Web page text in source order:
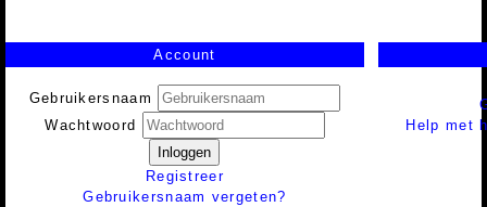
Account
Gebruikersnaam
Wachtwoord
Inloggen
Registreer
Gebruikersnaam vergeten?
Help met